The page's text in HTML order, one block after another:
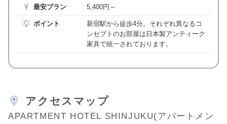
最安プラン 5,400円～
ポイント
新宿駅から徒歩4分。それぞれ異なるコ
ンセプトのお部屋は日本製アンティーク
家具で統一されております。
アクセスマップ
APARTMENT HOTEL SHINJUKU(アパートメン